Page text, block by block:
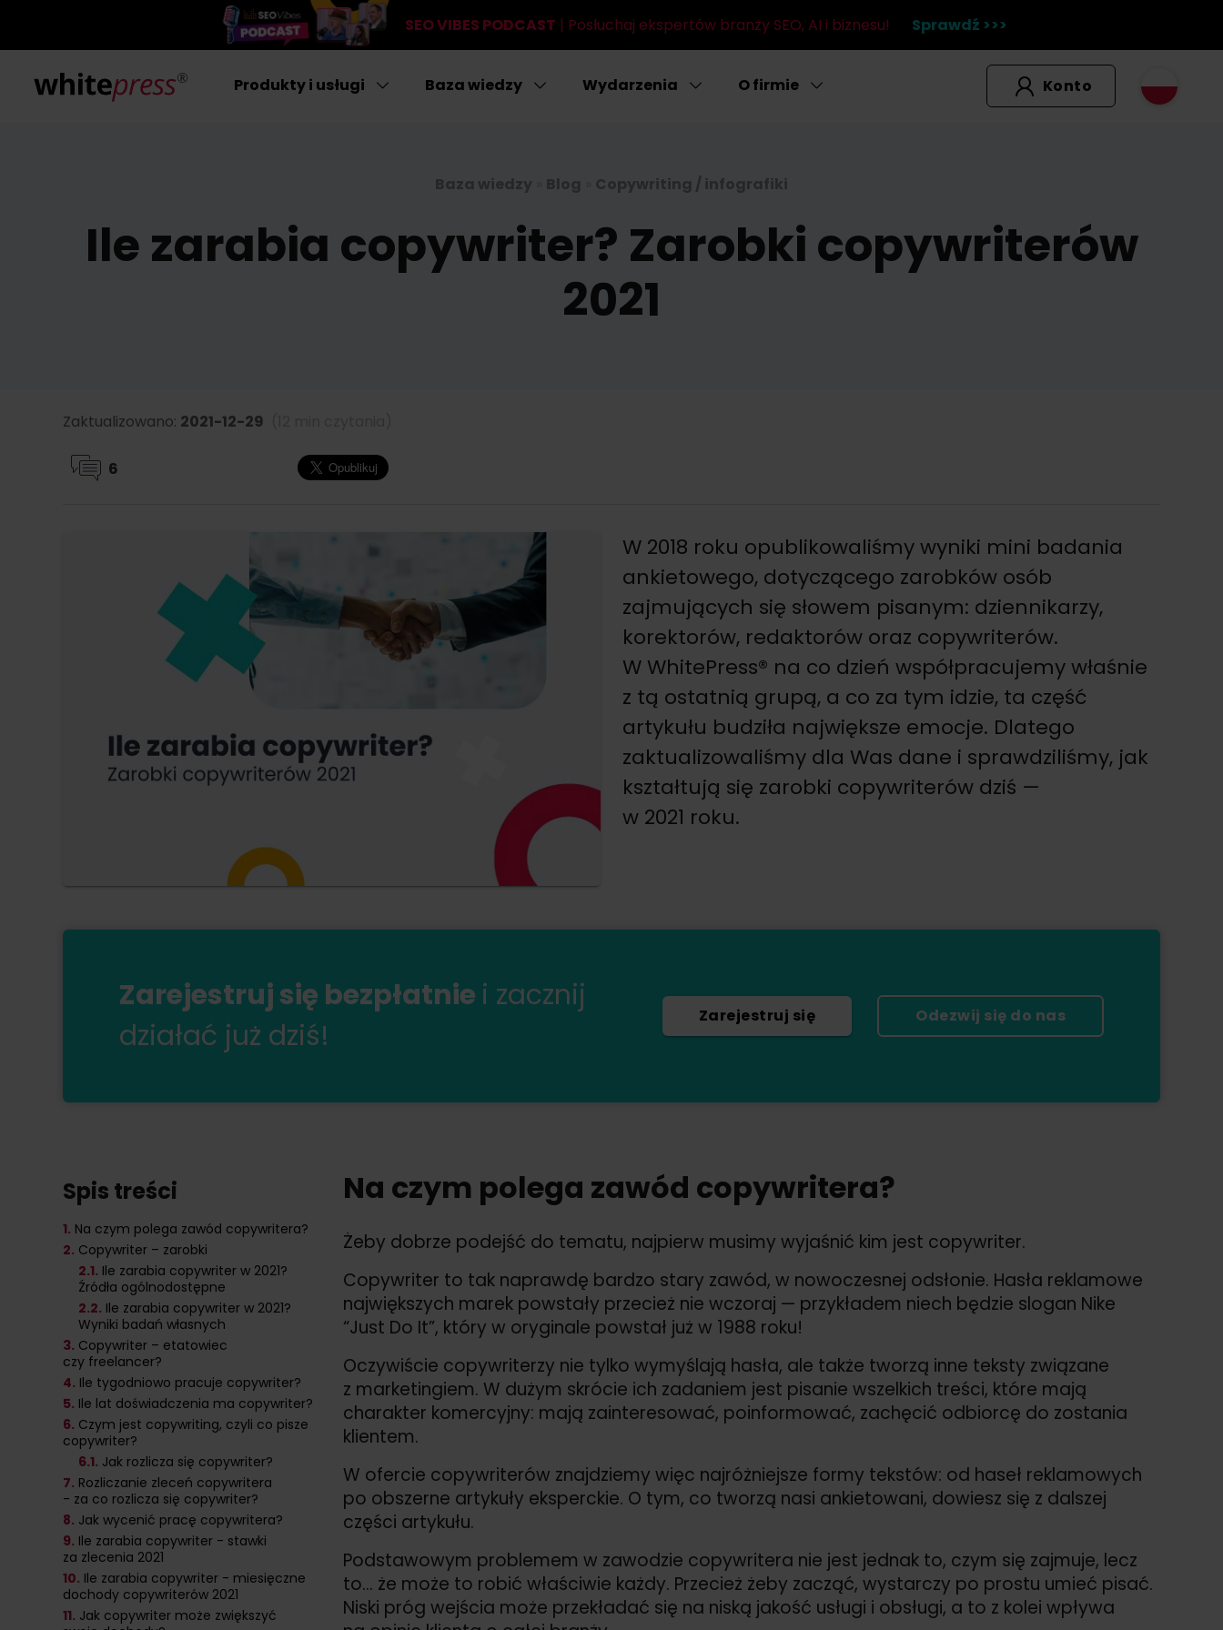
SEO VIBES PODCAST | Posłuchaj ekspertów branży SEO, AI i biznesu! Sprawdź >>>
Produkty i usługi Baza wiedzy Wydarzenia O firmie Konto
Baza wiedzy Blog Copywriting / infografiki
Ile zarabia copywriter? Zarobki copywriterów
2021
Zaktualizowano: 2021-12-29
6
W 2018 roku opublikowaliśmy wyniki mini badania
ankietowego, dotyczącego zarobków osób
zajmujących się słowem pisanym: dziennikarzy,
korektorów, redaktorów oraz copywriterów.
W WhitePress® na co dzień współpracujemy właśnie
z tą ostatnią grupą, a co za tym idzie, ta część
artykułu budziła największe emocje. Dlatego
zaktualizowaliśmy dla Was dane i sprawdziliśmy, jak
kształtują się zarobki copywriterów dziś —
w 2021 roku.
Zarejestruj się bezpłatnie i zacznij
działać już dziś!
Zarejestruj się Odezwij się do nas
Spis treści
1. Na czym polega zawód copywritera?
2. Copywriter – zarobki
2.1. Ile zarabia copywriter w 2021?
Źródła ogólnodostępne
2.2. Ile zarabia copywriter w 2021?
Wyniki badań własnych
3. Copywriter – etatowiec
czy freelancer?
4. Ile tygodniowo pracuje copywriter?
5. Ile lat doświadczenia ma copywriter?
6. Czym jest copywriting, czyli co pisze
copywriter?
6.1. Jak rozlicza się copywriter?
7. Rozliczanie zleceń copywritera
- za co rozlicza się copywriter?
8. Jak wycenić pracę copywritera?
9. Ile zarabia copywriter - stawki
za zlecenia 2021
10. Ile zarabia copywriter - miesięczne
dochody copywriterów 2021
11. Jak copywriter może zwiększyć
Na czym polega zawód copywritera?
Żeby dobrze podejść do tematu, najpierw musimy wyjaśnić kim jest copywriter.
Copywriter to tak naprawdę bardzo stary zawód, w nowoczesnej odsłonie. Hasła reklamowe
największych marek powstały przecież nie wczoraj — przykładem niech będzie slogan Nike
“Just Do It”, który w oryginale powstał już w 1988 roku!
Oczywiście copywriterzy nie tylko wymyślają hasła, ale także tworzą inne teksty związane
z marketingiem. W dużym skrócie ich zadaniem jest pisanie wszelkich treści, które mają
charakter komercyjny: mają zainteresować, poinformować, zachęcić odbiorcę do zostania
klientem.
W ofercie copywriterów znajdziemy więc najróżniejsze formy tekstów: od haseł reklamowych
po obszerne artykuły eksperckie. O tym, co tworzą nasi ankietowani, dowiesz się z dalszej
części artykułu.
Podstawowym problemem w zawodzie copywritera nie jest jednak to, czym się zajmuje, lecz
to… że może to robić właściwie każdy. Przecież żeby zacząć, wystarczy po prostu umieć pisać.
Niski próg wejścia może przekładać się na niską jakość usługi i obsługi, a to z kolei wpływa